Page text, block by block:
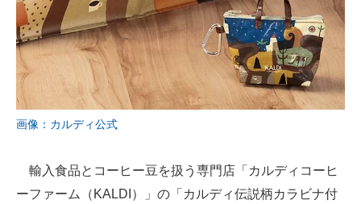
画像：カルディ公式
輸入食品とコーヒー豆を扱う専門店「カルディコーヒ
ーファーム（KALDI）」の「カルディ伝説柄カラビナ付